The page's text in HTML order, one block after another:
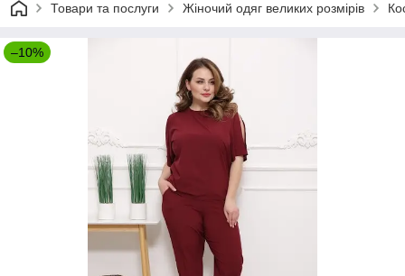
Товари та послуги Жіночий одяг великих розмірів
–10%